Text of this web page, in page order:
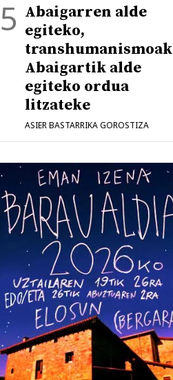
Abaigarren alde
egiteko,
transhumanismoak
Abaigartik alde
egiteko ordua
litzateke
ASIER BASTARRIKA GOROSTIZA